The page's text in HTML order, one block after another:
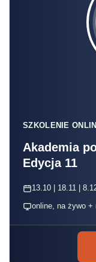
SZKOLENIE
Akademia
Edycja 11
13.10 | 18.11 |
online, na żywo +